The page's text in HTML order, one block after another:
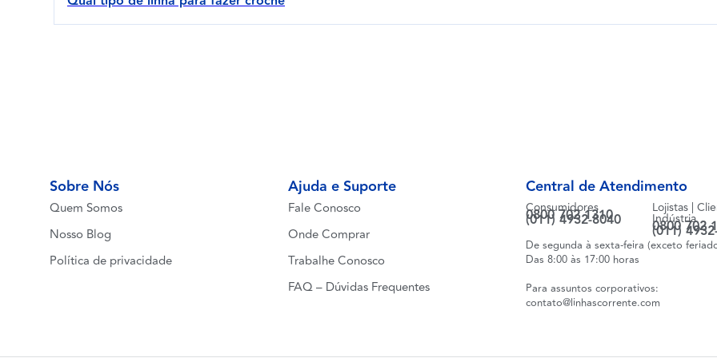
Sobre Nós
Quem Somos
Nosso Blog
Política de privacidade
Ajuda e Suporte
Fale Conosco
Onde Comprar
Trabalhe Conosco
FAQ – Dúvidas Frequentes
Central de Atendimento
Consumidores
0800 702 1310
(011) 4932-8040
Lojistas |
Indústria
0800 702
(011)
De segunda à sexta-feira (exceto
Das 8:00 às 17:00 horas
Para assuntos corporativos:
contato@linhascorrente.com